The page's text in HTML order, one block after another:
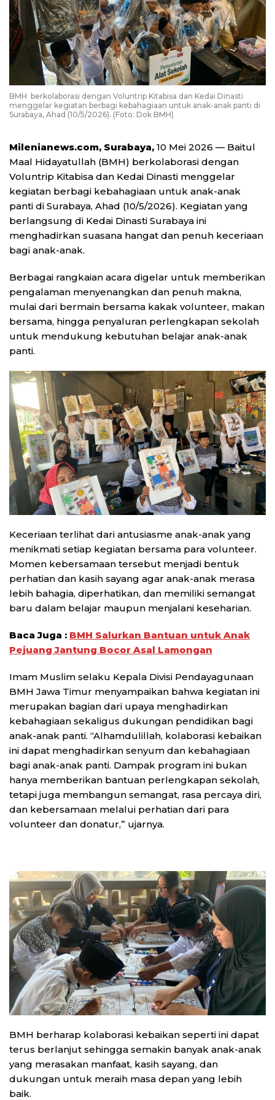
BMH berkolaborasi dengan Voluntrip Kitabisa dan Kedai Dinasti
menggelar kegiatan berbagi kebahagiaan untuk anak-anak panti di
Surabaya, Ahad (10/5/2026). (Foto: Dok BMH)
Milenianews.com, Surabaya, 10 Mei 2026 — Baitul
Maal Hidayatullah (BMH) berkolaborasi dengan
Voluntrip Kitabisa dan Kedai Dinasti menggelar
kegiatan berbagi kebahagiaan untuk anak-anak
panti di Surabaya, Ahad (10/5/2026). Kegiatan yang
berlangsung di Kedai Dinasti Surabaya ini
menghadirkan suasana hangat dan penuh keceriaan
bagi anak-anak.
Berbagai rangkaian acara digelar untuk memberikan
pengalaman menyenangkan dan penuh makna,
mulai dari bermain bersama kakak volunteer, makan
bersama, hingga penyaluran perlengkapan sekolah
untuk mendukung kebutuhan belajar anak-anak
panti.
Keceriaan terlihat dari antusiasme anak-anak yang
menikmati setiap kegiatan bersama para volunteer.
Momen kebersamaan tersebut menjadi bentuk
perhatian dan kasih sayang agar anak-anak merasa
lebih bahagia, diperhatikan, dan memiliki semangat
baru dalam belajar maupun menjalani keseharian.
Baca Juga : BMH Salurkan Bantuan untuk Anak
Pejuang Jantung Bocor Asal Lamongan
Imam Muslim selaku Kepala Divisi Pendayagunaan
BMH Jawa Timur menyampaikan bahwa kegiatan ini
merupakan bagian dari upaya menghadirkan
kebahagiaan sekaligus dukungan pendidikan bagi
anak-anak panti. “Alhamdulillah, kolaborasi kebaikan
ini dapat menghadirkan senyum dan kebahagiaan
bagi anak-anak panti. Dampak program ini bukan
hanya memberikan bantuan perlengkapan sekolah,
tetapi juga membangun semangat, rasa percaya diri,
dan kebersamaan melalui perhatian dari para
volunteer dan donatur,” ujarnya.
BMH berharap kolaborasi kebaikan seperti ini dapat
terus berlanjut sehingga semakin banyak anak-anak
yang merasakan manfaat, kasih sayang, dan
dukungan untuk meraih masa depan yang lebih
baik.